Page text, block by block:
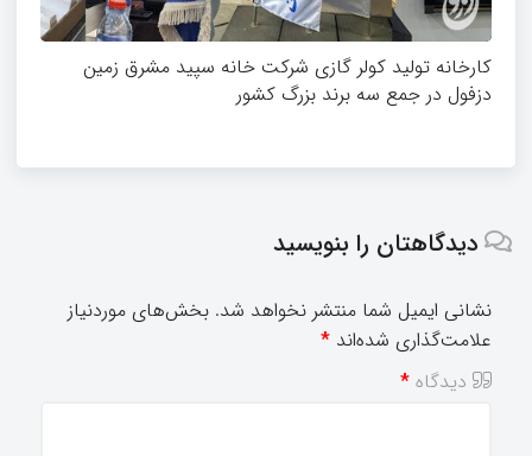
کارخانه تولید کولر گازی شرکت خانه سپید مشرق زمین
دزفول در جمع سه برند بزرگ کشور
دیدگاهتان را بنویسید
نشانی ایمیل شما منتشر نخواهد شد. بخش‌های موردنیاز
علامت‌گذاری شده‌اند *
دیدگاه *